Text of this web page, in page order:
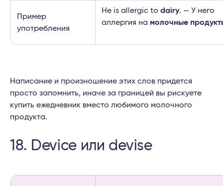
Пример
употребления
He is allergic to dairy. — У него
аллергия на молочные
Написание и произношение этих слов придется
просто запомнить, иначе за границей вы рискуете
купить ежедневник вместо любимого молочного
продукта.
18. Device или devise